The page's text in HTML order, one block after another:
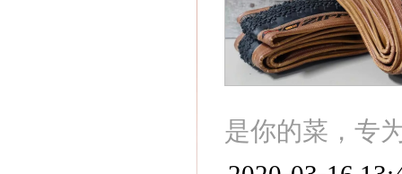
是你的菜，专